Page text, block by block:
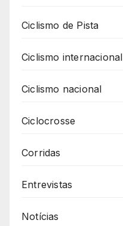
Ciclismo de Pista
Ciclismo internacional
Ciclismo nacional
Ciclocrosse
Corridas
Entrevistas
Notícias